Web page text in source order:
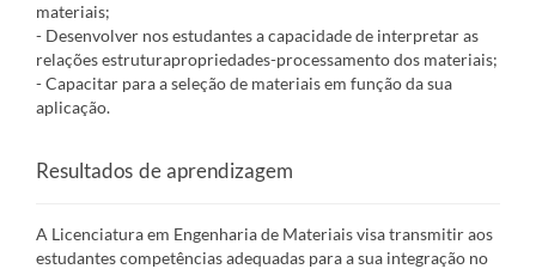
materiais;
- Desenvolver nos estudantes a capacidade de interpretar as
relações estruturapropriedades-processamento dos materiais;
- Capacitar para a seleção de materiais em função da sua
aplicação.
Resultados de aprendizagem
A Licenciatura em Engenharia de Materiais visa transmitir aos
estudantes competências adequadas para a sua integração no